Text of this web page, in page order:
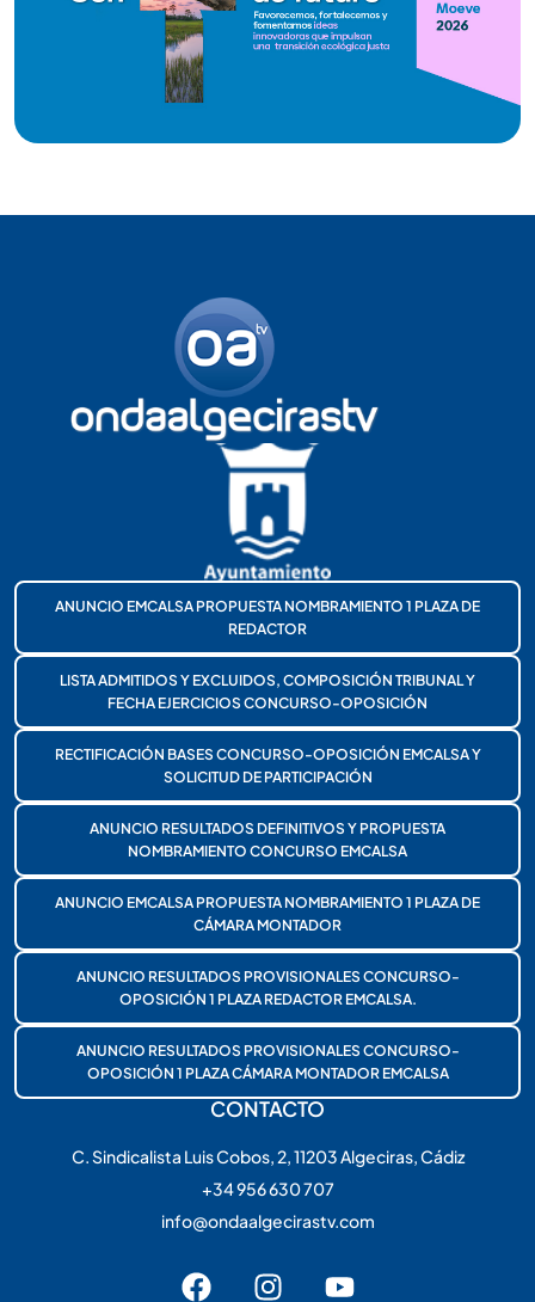
ANUNCIO EMCALSA PROPUESTA NOMBRAMIENTO 1 PLAZA DE
REDACTOR
LISTA ADMITIDOS Y EXCLUIDOS, COMPOSICIÓN TRIBUNAL Y
FECHA EJERCICIOS CONCURSO-OPOSICIÓN
RECTIFICACIÓN BASES CONCURSO-OPOSICIÓN EMCALSA Y
SOLICITUD DE PARTICIPACIÓN
ANUNCIO RESULTADOS DEFINITIVOS Y PROPUESTA
NOMBRAMIENTO CONCURSO EMCALSA
ANUNCIO EMCALSA PROPUESTA NOMBRAMIENTO 1 PLAZA DE
CÁMARA MONTADOR
ANUNCIO RESULTADOS PROVISIONALES CONCURSO-
OPOSICIÓN 1 PLAZA REDACTOR EMCALSA.
ANUNCIO RESULTADOS PROVISIONALES CONCURSO-
OPOSICIÓN 1 PLAZA CÁMARA MONTADOR EMCALSA
CONTACTO
C. Sindicalista Luis Cobos, 2, 11203 Algeciras, Cádiz
+34 956 630 707
info@ondaalgecirastv.com